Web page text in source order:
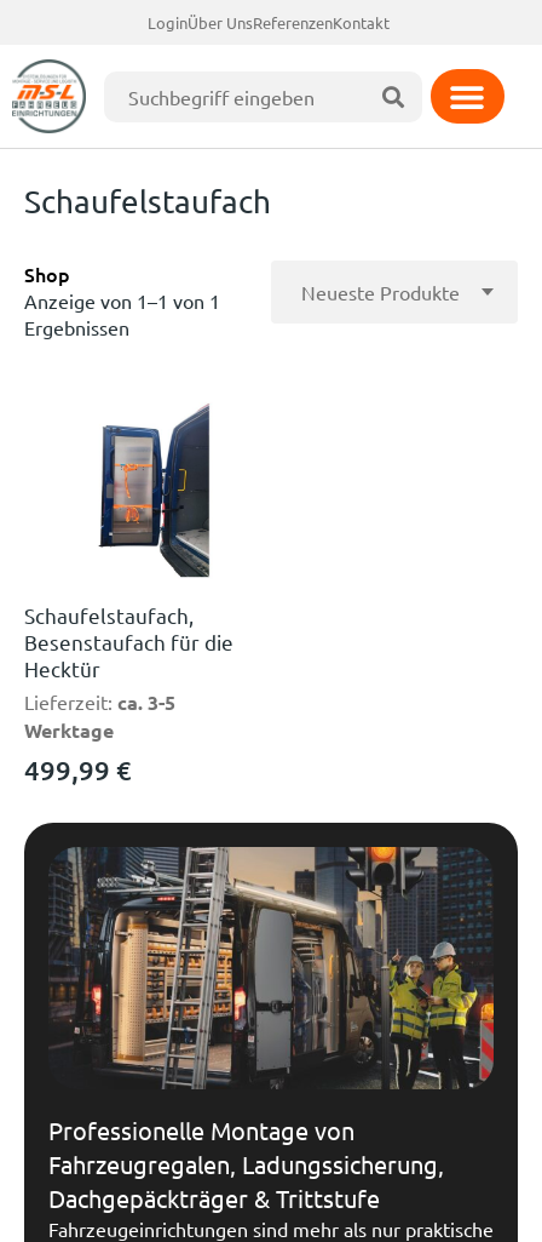
LoginÜber UnsReferenzenKontakt
Schaufelstaufach
Shop
Anzeige von 1–1 von 1
Ergebnissen
Schaufelstaufach,
Besenstaufach für die
Hecktür
Lieferzeit: ca. 3-5
Werktage
499,99 €
Professionelle Montage von
Fahrzeugregalen, Ladungssicherung,
Dachgepäckträger & Trittstufe
Fahrzeugeinrichtungen sind mehr als nur praktische